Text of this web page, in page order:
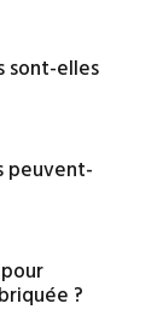
sont-elles
peuvent-
?